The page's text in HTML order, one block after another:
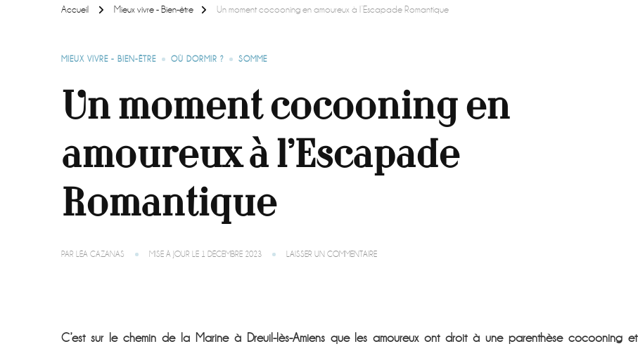
Accueil Mieux vivre - Bien-être Un moment cocooning en amoureux à l’Escapade Romantique
MIEUX VIVRE - BIEN-ÊTRE OÙ DORMIR ? SOMME
Un moment cocooning en
amoureux à l’Escapade
Romantique
PAR LÉA CAZANAS MISE À JOUR LE 1 DÉCEMBRE 2023 LAISSER UN COMMENTAIRESUR
L’ESCAPADE
C’est sur le chemin de la Marine à Dreuil-lès-Amiens que les amoureux ont droit à une parenthèse cocooning et